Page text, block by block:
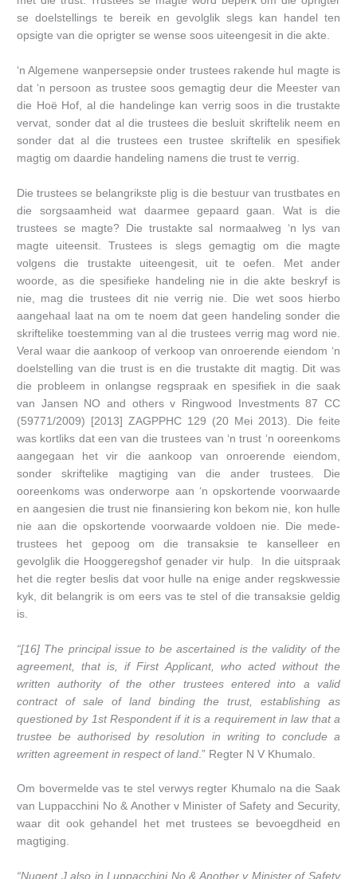
se doelstellings te bereik en gevolglik slegs kan handel ten
opsigte van die oprigter se wense soos uiteengesit in die akte.
‘n Algemene wanpersepsie onder trustees rakende hul magte is
dat ‘n persoon as trustee soos gemagtig deur die Meester van
die Hoë Hof, al die handelinge kan verrig soos in die trustakte
vervat, sonder dat al die trustees die besluit skriftelik neem en
sonder dat al die trustees een trustee skriftelik en spesifiek
magtig om daardie handeling namens die trust te verrig.
Die trustees se belangrikste plig is die bestuur van trustbates en
die sorgsaamheid wat daarmee gepaard gaan. Wat is die
trustees se magte? Die trustakte sal normaalweg ‘n lys van
magte uiteensit. Trustees is slegs gemagtig om die magte
volgens die trustakte uiteengesit, uit te oefen. Met ander
woorde, as die spesifieke handeling nie in die akte beskryf is
nie, mag die trustees dit nie verrig nie. Die wet soos hierbo
aangehaal laat na om te noem dat geen handeling sonder die
skriftelike toestemming van al die trustees verrig mag word nie.
Veral waar die aankoop of verkoop van onroerende eiendom ‘n
doelstelling van die trust is en die trustakte dit magtig. Dit was
die probleem in onlangse regspraak en spesifiek in die saak
van Jansen NO and others v Ringwood Investments 87 CC
(59771/2009) [2013] ZAGPPHC 129 (20 Mei 2013). Die feite
was kortliks dat een van die trustees van ‘n trust ‘n ooreenkoms
aangegaan het vir die aankoop van onroerende eiendom,
sonder skriftelike magtiging van die ander trustees. Die
ooreenkoms was onderworpe aan ‘n opskortende voorwaarde
en aangesien die trust nie finansiering kon bekom nie, kon hulle
nie aan die opskortende voorwaarde voldoen nie. Die mede-
trustees het gepoog om die transaksie te kanselleer en
gevolglik die Hooggeregshof genader vir hulp. In die uitspraak
het die regter beslis dat voor hulle na enige ander regskwessie
kyk, dit belangrik is om eers vas te stel of die transaksie geldig
is.
“[16] The principal issue to be ascertained is the validity of the
agreement, that is, if First Applicant, who acted without the
written authority of the other trustees entered into a valid
contract of sale of land binding the trust, establishing as
questioned by 1st Respondent if it is a requirement in law that a
trustee be authorised by resolution in writing to conclude a
written agreement in respect of land .” Regter N V Khumalo.
Om bovermelde vas te stel verwys regter Khumalo na die Saak
van Luppacchini No & Another v Minister of Safety and Security,
waar dit ook gehandel het met trustees se bevoegdheid en
magtiging.
“Nugent J also in Luppacchini No & Another v Minister of Safety